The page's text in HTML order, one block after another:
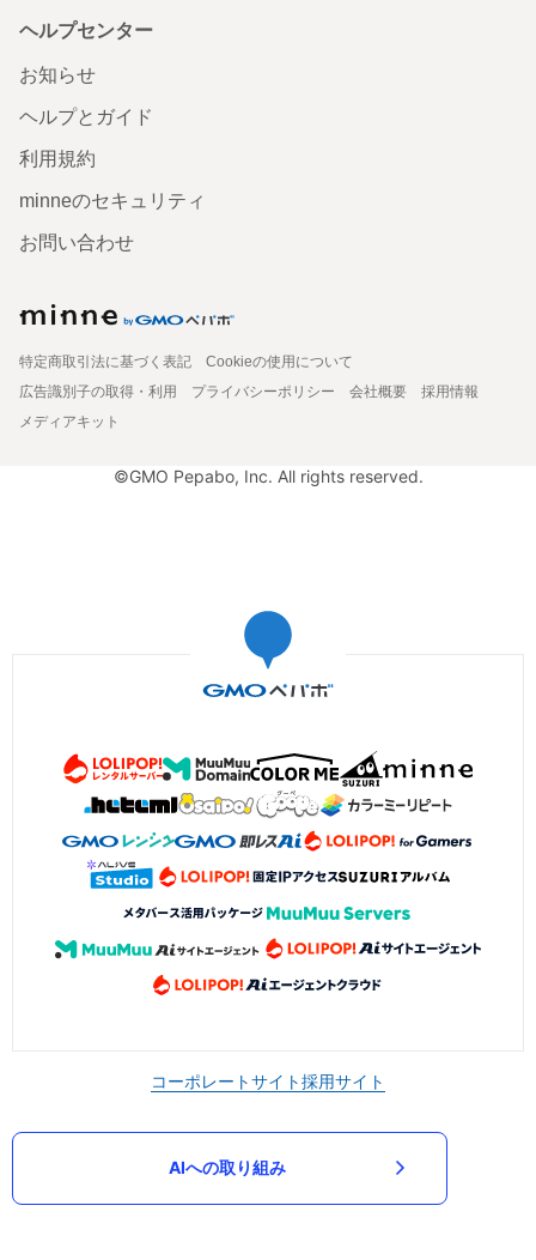
ヘルプセンター
お知らせ
ヘルプとガイド
利用規約
minneのセキュリティ
お問い合わせ
特定商取引法に基づく表記
Cookieの使用について
広告識別子の取得・利用
プライバシーポリシー 会社概要
採用情報
メディアキット
©GMO Pepabo, Inc. All rights reserved.
コーポレートサイト採用サイト
AIへの取り組み